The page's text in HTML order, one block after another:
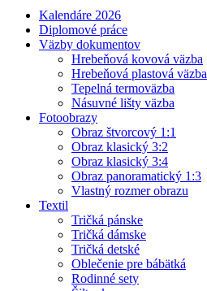
Kalendáre 2026
Diplomové práce
Väzby dokumentov
Hrebeňová kovová väzba
Hrebeňová plastová väzba
Tepelná termoväzba
Násuvné lišty väzba
Fotoobrazy
Obraz štvorcový 1:1
Obraz klasický 3:2
Obraz klasický 3:4
Obraz panoramatický 1:3
Vlastný rozmer obrazu
Textil
Tričká pánske
Tričká dámske
Tričká detské
Oblečenie pre bábätká
Rodinné sety